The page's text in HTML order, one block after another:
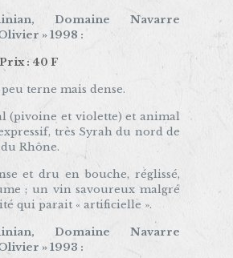
Domaine Navarre
» 1998 :
: 40 F
terne mais dense.
(pivoine et violette) et animal
très Syrah du nord de
Rhône.
et dru en bouche, réglissé,
; un vin savoureux malgré
qui parait « artificielle ».
Domaine Navarre
» 1993 :